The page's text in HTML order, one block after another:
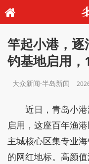
竿起小港，
钓基地启用
大众新闻·半岛新闻
近日，青岛小
启用，这座百年渔
主城核心区集专业
的网红地标。高颜